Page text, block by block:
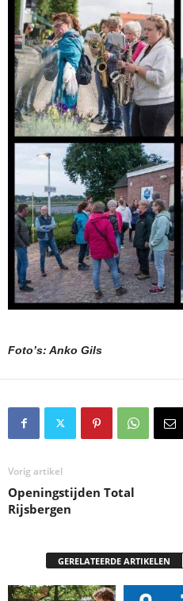
Foto’s: Anko Gils
Vorig artikel
Openingstijden Total
Rijsbergen
GERELATEERDE ARTIKELEN